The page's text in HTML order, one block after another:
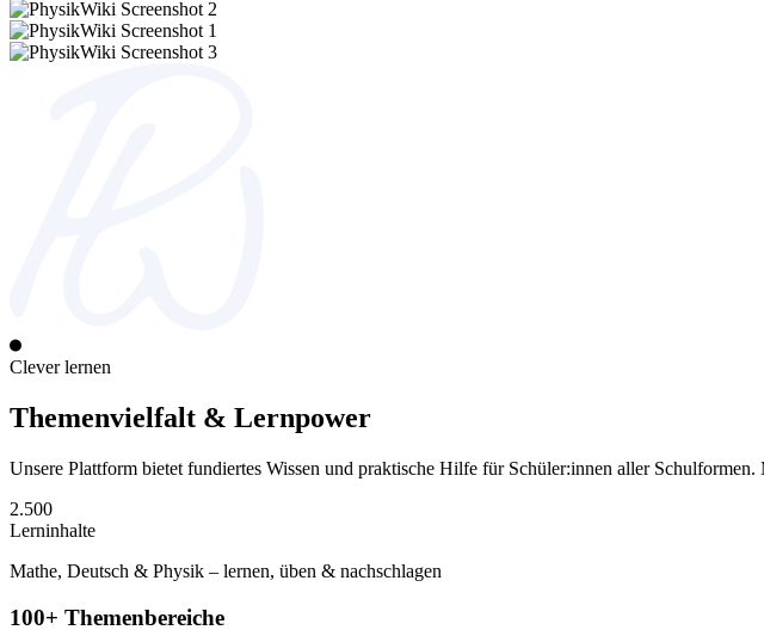
Clever lernen
Themenvielfalt & Lernpower
Unsere Plattform bietet fundiertes Wissen und praktische Hilfe für Schüler:innen aller
2.500
Lerninhalte
Mathe, Deutsch & Physik – lernen, üben & nachschlagen
100+ Themenbereiche